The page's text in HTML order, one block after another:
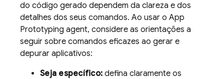
do código gerado dependem da clareza e dos
detalhes dos seus comandos. Ao usar o App
Prototyping agent, considere as orientações a
seguir sobre comandos eficazes ao gerar e
depurar aplicativos:
Seja específico: defina claramente os